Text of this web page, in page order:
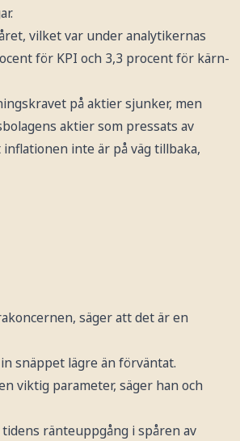
vilket var under analytikernas
för KPI och 3,3 procent för kärn-
på aktier sjunker, men
aktier som pressats av
inte är på väg tillbaka,
säger att det är en
snäppet lägre än förväntat.
viktig parameter, säger han och
ränteuppgång i spåren av